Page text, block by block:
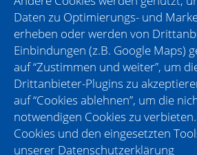
Hochschulabsolventen erhalten
den höheren Dienst einzutreten.
Fachkräfte finden als
gesicherte und im Vergleich zum
gleichwertige Position. Bei
Frauen nach Maßgabe des
Bundesgleichstellungsgesetzes
berücksichtigt. Bewerbungen von
schwerbehinderten und diesen
Daten zu Optimierungs- und
erheben oder werden von
Einbindungen (z.B. Google Maps)
auf “Zustimmen und weiter”, um
Drittanbieter-Plugins zu
auf “Cookies ablehnen”, um die
notwendigen Cookies zu
Cookies und den eingesetzten
unserer Datenschutzerklärung